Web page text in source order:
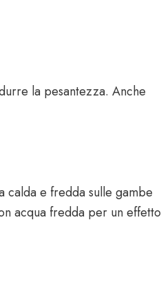
la pesantezza. Anche
calda e fredda sulle gambe
acqua fredda per un effetto